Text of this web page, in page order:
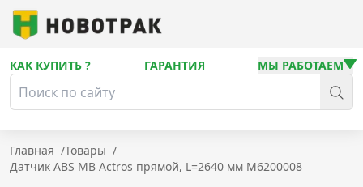
КАК КУПИТЬ ? ГАРАНТИЯ МЫ РАБОТАЕМ
Главная /Товары /
Датчик ABS MB Actros прямой, L=2640 мм M6200008